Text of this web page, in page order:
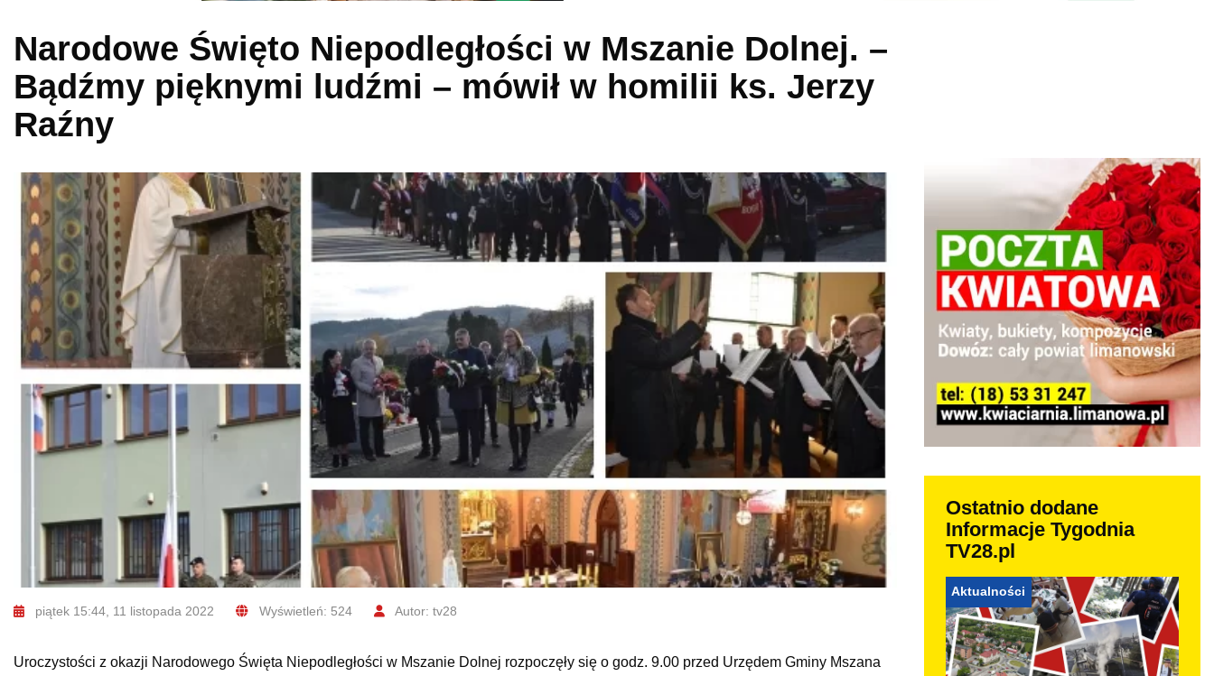
Narodowe Święto Niepodległości w Mszanie Dolnej. –
Bądźmy pięknymi ludźmi – mówił w homilii ks. Jerzy
Raźny
piątek 15:44, 11 listopada 2022 Wyświetleń: 524 Autor: tv28
Uroczystości z okazji Narodowego Święta Niepodległości w Mszanie Dolnej rozpoczęły się o godz. 9.00 przed Urzędem Gminy Mszana
Ostatnio dodane
Informacje Tygodnia
TV28.pl
Aktualności